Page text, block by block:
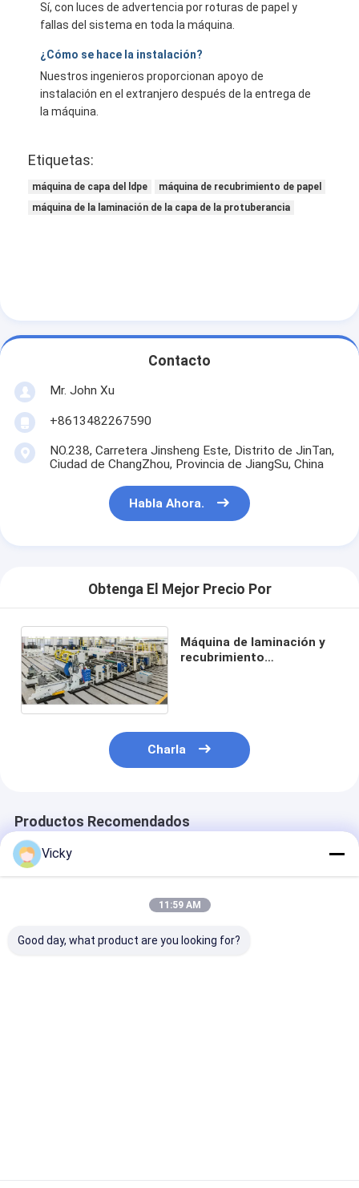
Sí, con luces de advertencia por roturas de papel y
fallas del sistema en toda la máquina.
¿Cómo se hace la instalación?
Nuestros ingenieros proporcionan apoyo de
instalación en el extranjero después de la entrega de
la máquina.
Etiquetas:
máquina de capa del ldpe
máquina de recubrimiento de papel
máquina de la laminación de la capa de la protuberancia
Contacto
Mr. John Xu
+8613482267590
NO.238, Carretera Jinsheng Este, Distrito de JinTan,
Ciudad de ChangZhou, Provincia de JiangSu, China
Habla Ahora.
Obtenga El Mejor Precio Por
Máquina de laminación y
recubrimiento
Charla
Productos Recomendados
Vicky
11:59 AM
Good day, what product are you looking for?